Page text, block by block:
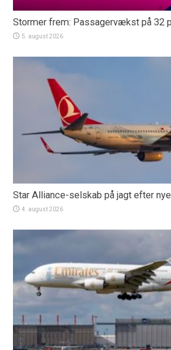
Stormer frem: Passagervækst på 32
5. august 2026
Star Alliance-selskab på jagt efter
4. august 2026